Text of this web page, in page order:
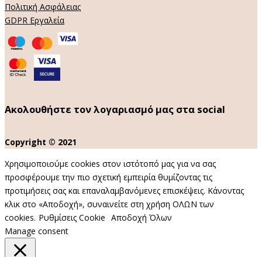
Πολιτική Ασφάλειας
GDPR Εργαλεία
Ακολουθήστε τον λογαριασμό μας στα social
Copyright © 2021
Χρησιμοποιούμε cookies στον ιστότοπό μας για να σας
προσφέρουμε την πιο σχετική εμπειρία θυμίζοντας τις
προτιμήσεις σας και επαναλαμβανόμενες επισκέψεις. Κάνοντας
κλικ στο «Αποδοχή», συναινείτε στη χρήση ΟΛΩΝ των
cookies. Ρυθμίσεις Cookie Αποδοχή Όλων
Manage consent